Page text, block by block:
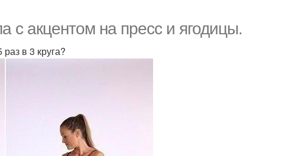
с акцентом на пресс и ягодицы.
в 3 круга?